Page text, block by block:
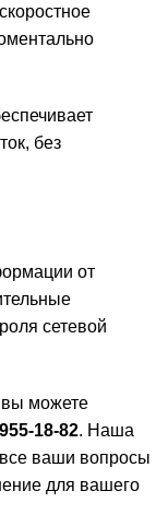
без
от
сетевой
вы можете
18-82. Наша
все ваши вопросы
для вашего